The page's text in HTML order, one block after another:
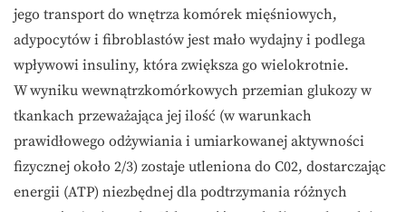
jego transport do wnętrza komórek mięśniowych,
adypocytów i fibroblastów jest mało wydajny i podlega
wpływowi insuliny, która zwiększa go wielokrotnie.
W wyniku wewnątrzkomórkowych przemian glukozy w
tkankach przeważająca jej ilość (w warunkach
prawidłowego odżywiania i umiarkowanej aktywności
fizycznej około 2/3) zostaje utleniona do C02, dostarczając
energii (ATP) niezbędnej dla podtrzymania różnych